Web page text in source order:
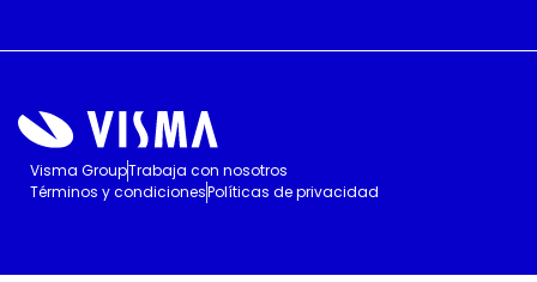
Visma GroupTrabaja con nosotros
Términos y condicionesPolíticas de privacidad